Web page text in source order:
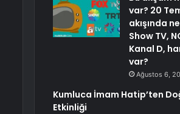
var? 20
akışında
Show TV,
Kanal D,
var?
Ağustos 6,
Kumluca İmam Hatip’ten
Etkinliği